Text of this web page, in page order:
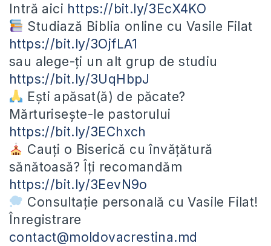
Intră aici https://bit.ly/3EcX4KO
Studiază Biblia online cu Vasile Filat
https://bit.ly/3OjfLA1
sau alege-ți un alt grup de studiu
https://bit.ly/3UqHbpJ
Ești apăsat(ă) de păcate?
Mărturisește-le pastorului
https://bit.ly/3EChxch
Cauți o Biserică cu învățătură
sănătoasă? Îți recomandăm
https://bit.ly/3EevN9o
Consultație personală cu Vasile Filat!
Înregistrare
contact@moldovacrestina.md